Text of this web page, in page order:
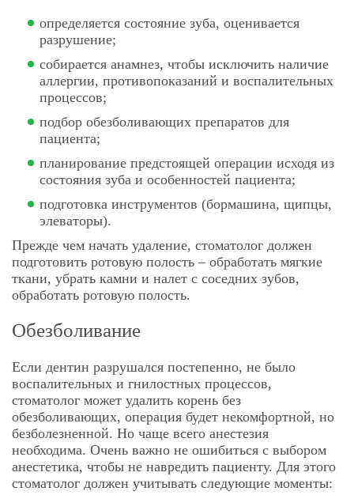
определяется состояние зуба, оценивается
разрушение;
собирается анамнез, чтобы исключить наличие
аллергии, противопоказаний и воспалительных
процессов;
подбор обезболивающих препаратов для
пациента;
планирование предстоящей операции исходя из
состояния зуба и особенностей пациента;
подготовка инструментов (бормашина, щипцы,
элеваторы).
Прежде чем начать удаление, стоматолог должен
подготовить ротовую полость – обработать мягкие
ткани, убрать камни и налет с соседних зубов,
обработать ротовую полость.
Обезболивание
Если дентин разрушался постепенно, не было
воспалительных и гнилостных процессов,
стоматолог может удалить корень без
обезболивающих, операция будет некомфортной, но
безболезненной. Но чаще всего анестезия
необходима. Очень важно не ошибиться с выбором
анестетика, чтобы не навредить пациенту. Для этого
стоматолог должен учитывать следующие моменты: